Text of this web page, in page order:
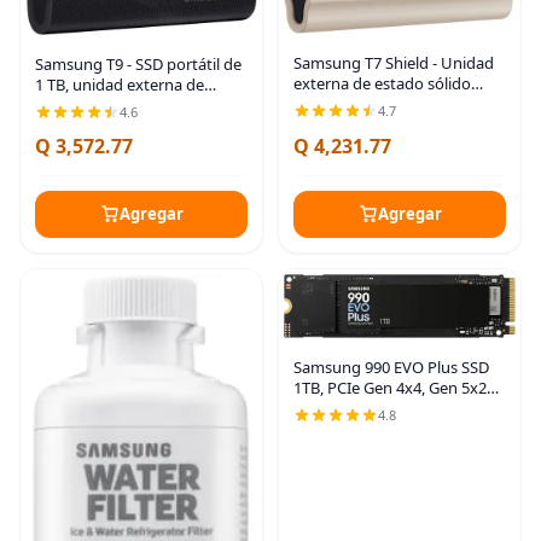
Samsung T9 - SSD portátil de
1 TB, unidad externa de
estado sólido USB 3.2 Gen
2x2, velocidades de lectura
secuencial de hasta 2,000
4.6
Q 3,572.77
Agregar
Samsung T7 Shield - Unidad
externa de estado sólido
portátil USB 3.2 de 1 TB,
resistente al agua IP65,
compatible con
4.7
Q 4,231.77
Agregar
Samsung 990 EVO Plus SSD
1TB, PCIe Gen 4x4, Gen 5x2
M.2 2280, velocidades de
hasta 7,150 MB/s,
4.8